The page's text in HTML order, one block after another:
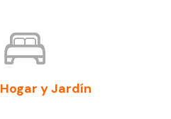
Hogar y Jardín